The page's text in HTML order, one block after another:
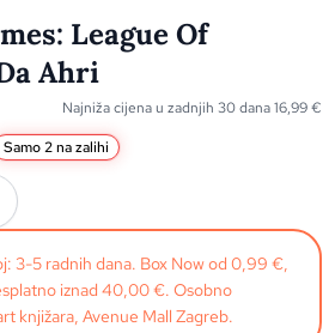
League Of
Ahri
Najniža cijena u zadnjih 30 dana16,99€
Samo 2 na zalihi
3-5 radnih dana. Box Now od 0,99 €,
iznad 40,00 €. Osobno
knjižara, Avenue Mall Zagreb.